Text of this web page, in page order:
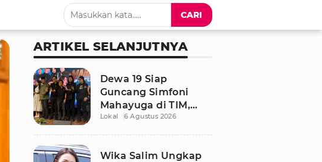
CARI
ARTIKEL SELANJUTNYA
Dewa 19 Siap
Guncang Simfoni
Mahayuga di TIM,
Bawakan Lagu
Lokal 6 Agustus 2026
Wika Salim Ungkap